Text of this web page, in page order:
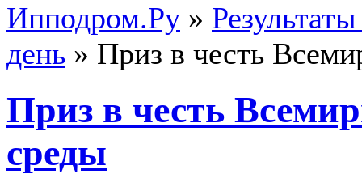
Ипподром.Ру »
день » Приз в честь
Приз в честь
среды